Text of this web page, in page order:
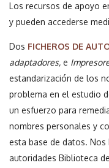
Los recursos de apoyo
y pueden accederse
Dos FICHEROS DE
adaptadores, e
estandarización de los
problema en el estudio
un esfuerzo para
nombres personales y
esta base de datos.
autoridades Biblioteca